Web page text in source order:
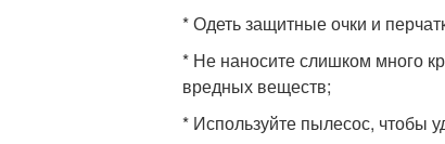
* Одеть защитные очки и
* Не наносите слишком много
вредных веществ;
* Используйте пылесос, чтобы